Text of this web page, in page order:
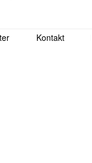
Kontakt